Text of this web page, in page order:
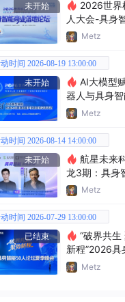
未开始
人大会-具身
业落地论坛
Metz
时间 2026-08-19 13:00:00
未开始
器人与具身智
业新范式交流
Metz
时间 2026-08-14 14:00:00
未开始
龙3期：具身
业机遇
Metz
时间 2026-07-29 13:00:00
已结束
新程”2026具
能50人论坛夏
会
Metz